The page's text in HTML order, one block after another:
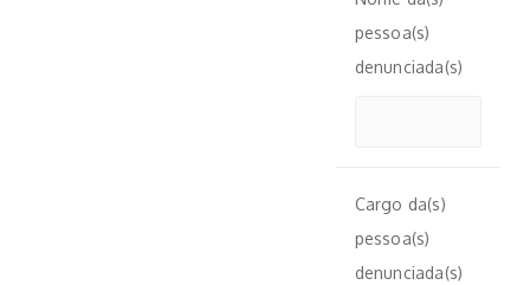
pessoa(s)
denunciada(s)
Cargo da(s)
pessoa(s)
denunciada(s)